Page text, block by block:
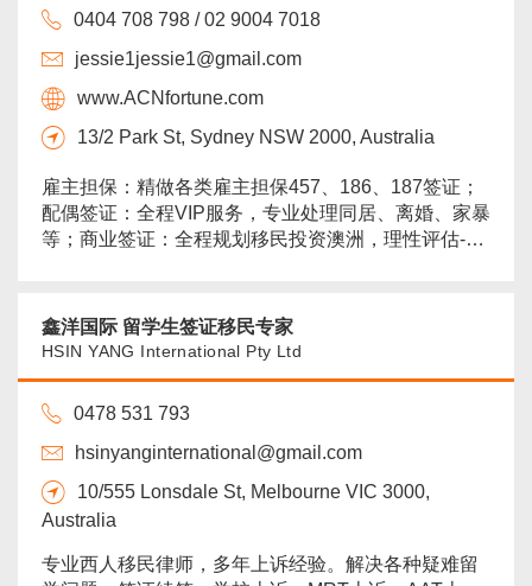
0404 708 798 / 02 9004 7018
jessie1jessie1@gmail.com
www.ACNfortune.com
13/2 Park St, Sydney NSW 2000, Australia
雇主担保：精做各类雇主担保457、186、187签证；
配偶签证：全程VIP服务，专业处理同居、离婚、家暴
等；商业签证：全程规划移民投资澳洲，理性评估-规
190，疑难杂症转绿卡。... more
鑫洋国际 留学生签证移民专家
HSIN YANG International Pty Ltd
0478 531 793
hsinyanginternational@gmail.com
10/555 Lonsdale St, Melbourne VIC 3000,
Australia
专业西人移民律师，多年上诉经验。解决各种疑难留